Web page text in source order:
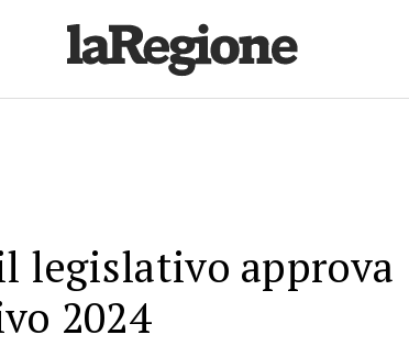
legislativo approva
2024